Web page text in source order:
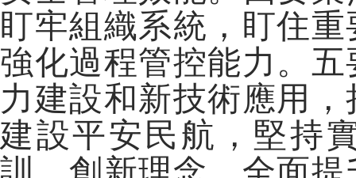
盯牢組織系統，盯住
強化過程管控能力。
力建設和新技術應用
建設平安民航，堅持